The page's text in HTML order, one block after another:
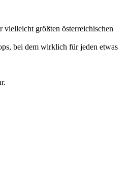
vielleicht größten österreichischen
bei dem wirklich für jeden etwas